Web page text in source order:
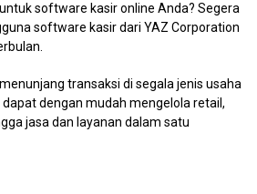
software kasir online Anda? Segera
software kasir dari YAZ Corporation
transaksi di segala jenis usaha
dengan mudah mengelola retail,
jasa dan layanan dalam satu